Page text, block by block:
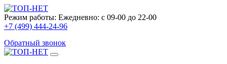
Режим работы: Ежедневно: с 09-00 до 22-00
+7 (499) 444-24-96
Обратный звонок